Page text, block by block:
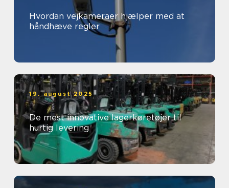
Hvordan vejkameraer hjælper med at
håndhæve regler
19. august 2025
De mest innovative lagerkøretøjer til
hurtig levering